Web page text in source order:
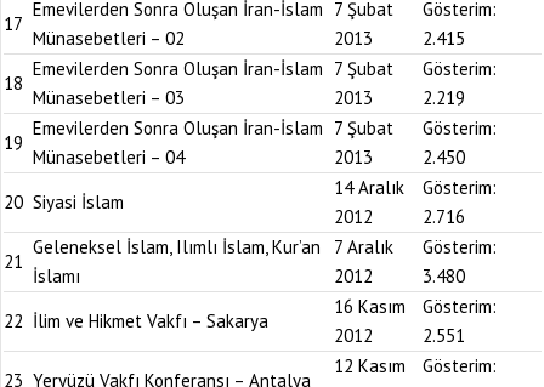
17
Emevilerden Sonra Oluşan İran-İslam
Münasebetleri – 02
7 Şubat
2013
Gösterim:
2.415
18
Emevilerden Sonra Oluşan İran-İslam
Münasebetleri – 03
7 Şubat
2013
Gösterim:
2.219
19
Emevilerden Sonra Oluşan İran-İslam
Münasebetleri – 04
7 Şubat
2013
Gösterim:
2.450
20 Siyasi İslam
14 Aralık
2012
Gösterim:
2.716
21
Geleneksel İslam, Ilımlı İslam, Kur’an
İslamı
7 Aralık
2012
Gösterim:
3.480
22 İlim ve Hikmet Vakfı – Sakarya
16 Kasım
2012
Gösterim:
2.551
23 Yeryüzü Vakfı Konferansı – Antalya
12 Kasım
Gösterim: